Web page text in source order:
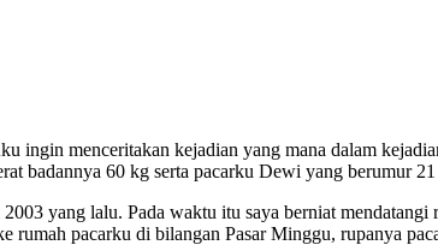
ingin menceritakan kejadian yang mana dalam
badannya 60 kg serta pacarku Dewi yang berumur
yang lalu. Pada waktu itu saya berniat
rumah pacarku di bilangan Pasar Minggu, rupanya